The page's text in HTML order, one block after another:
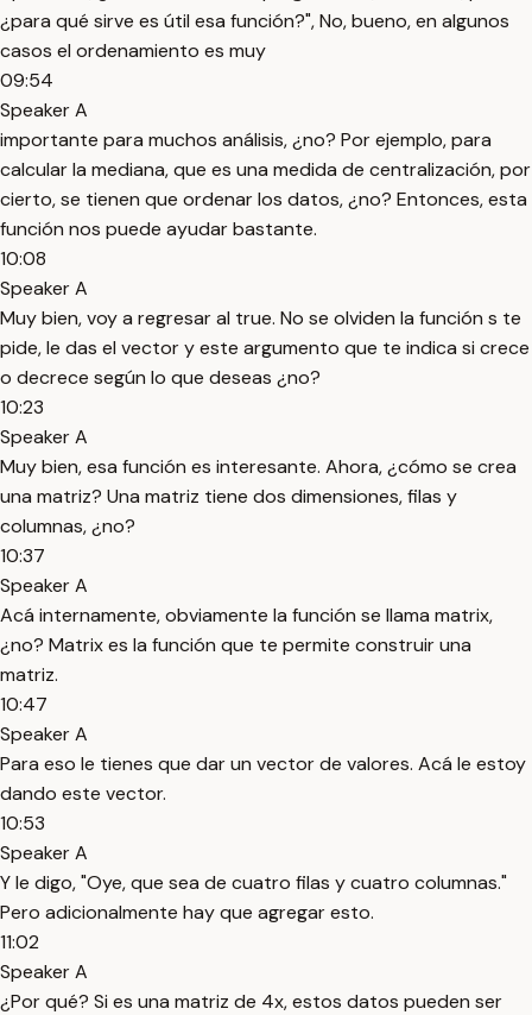
¿para qué sirve es útil esa función?", No, bueno, en algunos
casos el ordenamiento es muy
09:54
Speaker A
importante para muchos análisis, ¿no? Por ejemplo, para
calcular la mediana, que es una medida de centralización, por
cierto, se tienen que ordenar los datos, ¿no? Entonces, esta
función nos puede ayudar bastante.
10:08
Speaker A
Muy bien, voy a regresar al true. No se olviden la función s te
pide, le das el vector y este argumento que te indica si crece
o decrece según lo que deseas ¿no?
10:23
Speaker A
Muy bien, esa función es interesante. Ahora, ¿cómo se crea
una matriz? Una matriz tiene dos dimensiones, filas y
columnas, ¿no?
10:37
Speaker A
Acá internamente, obviamente la función se llama matrix,
¿no? Matrix es la función que te permite construir una
matriz.
10:47
Speaker A
Para eso le tienes que dar un vector de valores. Acá le estoy
dando este vector.
10:53
Speaker A
Y le digo, "Oye, que sea de cuatro filas y cuatro columnas."
Pero adicionalmente hay que agregar esto.
11:02
Speaker A
¿Por qué? Si es una matriz de 4x, estos datos pueden ser